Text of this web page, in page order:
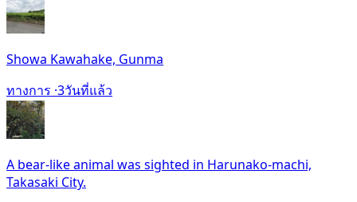
Showa Kawahake, Gunma
ทางการ ·3วันที่แล้ว
A bear-like animal was sighted in Harunako-machi,
Takasaki City.